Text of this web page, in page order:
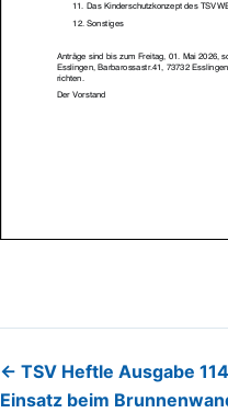
← TSV Heftle Ausgabe
Einsatz beim